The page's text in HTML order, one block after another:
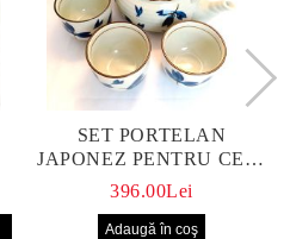
SET PORTELAN
JAPONEZ PENTRU CEAI
HANAKO, CEAINIC SI 4
396.00Lei